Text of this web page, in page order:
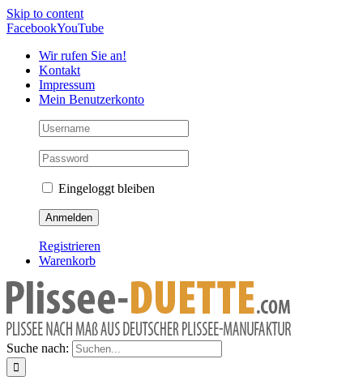
Skip to content
FacebookYouTube
Wir rufen Sie an!
Kontakt
Impressum
Mein Benutzerkonto
Eingeloggt bleiben
Registrieren
Warenkorb
Suche nach: